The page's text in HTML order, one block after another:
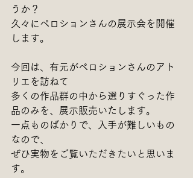
うか？
久々にペロションさんの展示会を開催
します。
今回は、有元がペロションさんのアト
リエを訪ねて
多くの作品群の中から選りすぐった作
品のみを、展示販売いたします。
一点ものばかりで、入手が難しいもの
なので、
ぜひ実物をご覧いただきたいと思いま
す。